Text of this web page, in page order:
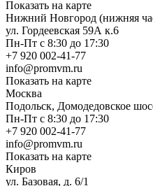
Показать на карте
Нижний Новгород (нижняя
ул. Гордеевская 59А к.6
Пн-Пт с 8:30 до 17:30
+7 920 002-41-77
info@promvm.ru
Показать на карте
Москва
Подольск, Домодедовское
Пн-Пт с 8:30 до 17:30
+7 920 002-41-77
info@promvm.ru
Показать на карте
Киров
ул. Базовая, д. 6/1